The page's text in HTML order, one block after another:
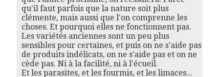
qu'il faut parfois que la nature soit plus
clémente, mais aussi que l'on comprenne les
choses. Et pourquoi elles ne fonctionnent pas.
Les variétés anciennes sont un peu plus
sensibles pour certaines, et puis on ne s'aide pas
de produits indélicats, on ne s'aide pas et on ne
cède pas. Ni à la facilité, ni à l'écueil.
Et les parasites, et les fourmis, et les limaces...